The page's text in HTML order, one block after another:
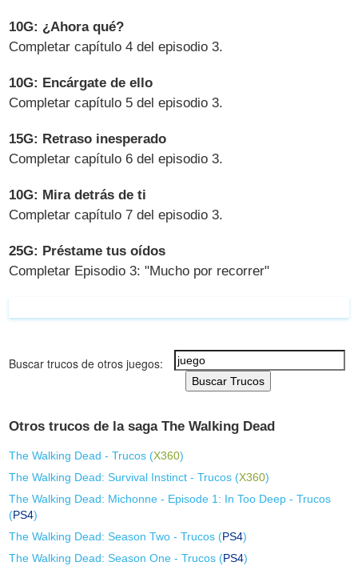
10G: ¿Ahora qué?
Completar capítulo 4 del episodio 3.
10G: Encárgate de ello
Completar capítulo 5 del episodio 3.
15G: Retraso inesperado
Completar capítulo 6 del episodio 3.
10G: Mira detrás de ti
Completar capítulo 7 del episodio 3.
25G: Préstame tus oídos
Completar Episodio 3: "Mucho por recorrer"
Buscar trucos de otros juegos:
Buscar Trucos
Otros trucos de la saga The Walking Dead
The Walking Dead - Trucos (X360)
The Walking Dead: Survival Instinct - Trucos (X360)
The Walking Dead: Michonne - Episode 1: In Too Deep - Trucos
(PS4)
The Walking Dead: Season Two - Trucos (PS4)
The Walking Dead: Season One - Trucos (PS4)